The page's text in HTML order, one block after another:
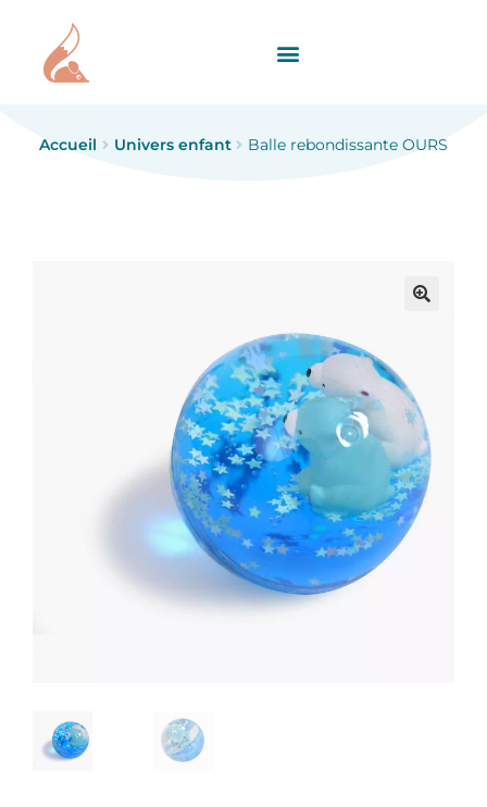
Accueil Univers enfant Balle rebondissante OURS